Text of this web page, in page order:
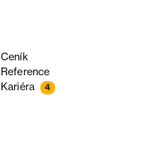
Ceník
Reference
Kariéra 4